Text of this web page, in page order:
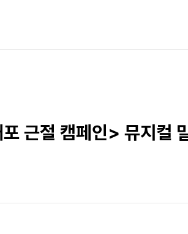
포 근절 캠페인> 뮤지컬